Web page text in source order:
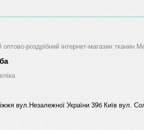
оптово-роздрібний інтернет-магазин тканин
вул.Незалежної України 39б Київ вул.